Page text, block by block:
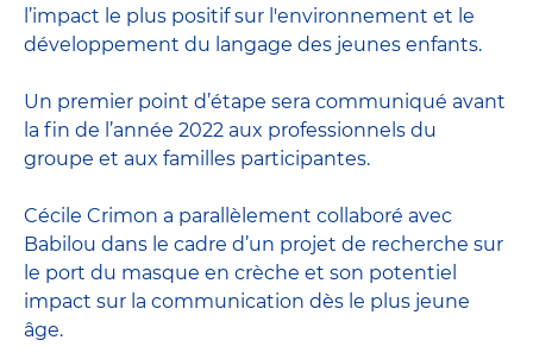
l’impact le plus positif sur l'environnement et le
développement du langage des jeunes enfants.
Un premier point d’étape sera communiqué avant
la fin de l’année 2022 aux professionnels du
groupe et aux familles participantes.
Cécile Crimon a parallèlement collaboré avec
Babilou dans le cadre d’un projet de recherche sur
le port du masque en crèche et son potentiel
impact sur la communication dès le plus jeune
âge.